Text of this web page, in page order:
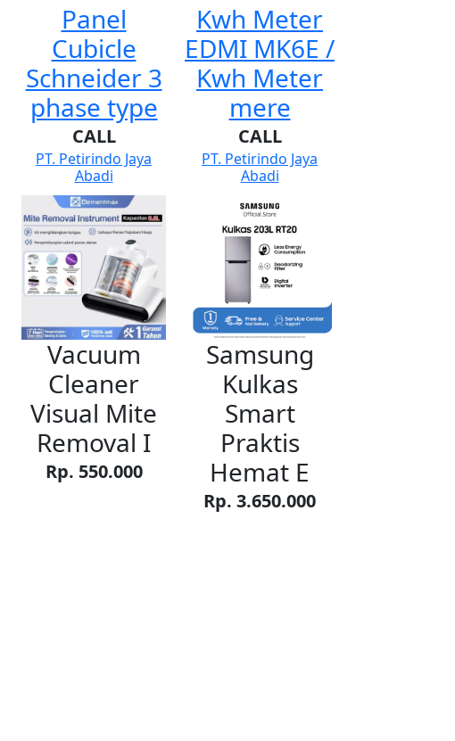
Panel
Cubicle
Schneider 3
phase type
CALL
PT. Petirindo Jaya
Abadi
Kwh Meter
EDMI MK6E /
Kwh Meter
mere
CALL
PT. Petirindo Jaya
Abadi
Vacuum
Cleaner
Visual Mite
Removal I
Rp. 550.000
Samsung
Kulkas
Smart
Praktis
Hemat E
Rp. 3.650.000